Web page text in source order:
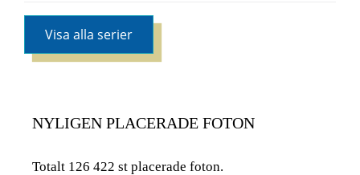
Visa alla serier
NYLIGEN PLACERADE FOTON
Totalt 126 422 st placerade foton.